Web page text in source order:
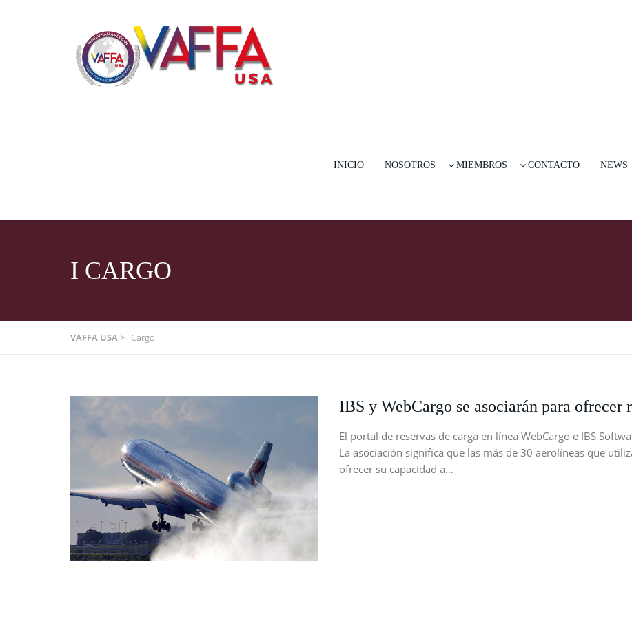
INICIO NOSOTROS MIEMBROS CONTACTO NEWS
I CARGO
VAFFA USA> I Cargo
IBS y WebCargo se asociarán para ofrecer
El portal de reservas de carga en línea WebCargo e IBS
La asociación significa que las más de 30 aerolíneas que
ofrecer su capacidad a…